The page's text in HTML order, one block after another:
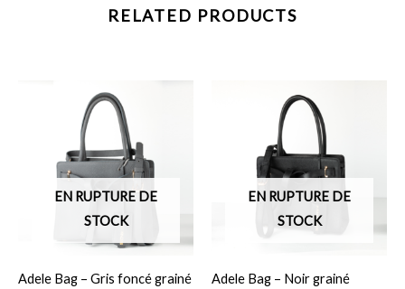
RELATED PRODUCTS
EN RUPTURE DE
STOCK
Adele Bag – Gris foncé grainé
EN RUPTURE DE
STOCK
Adele Bag – Noir grainé